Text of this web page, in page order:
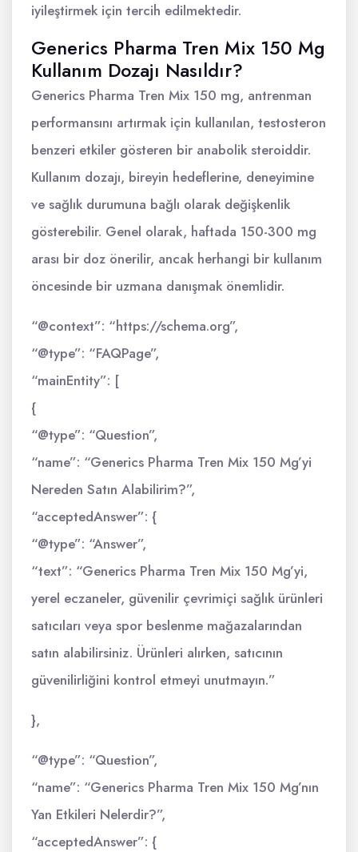
iyileştirmek için tercih edilmektedir.
Generics Pharma Tren Mix 150 Mg
Kullanım Dozajı Nasıldır?
Generics Pharma Tren Mix 150 mg, antrenman
performansını artırmak için kullanılan, testosteron
benzeri etkiler gösteren bir anabolik steroiddir.
Kullanım dozajı, bireyin hedeflerine, deneyimine
ve sağlık durumuna bağlı olarak değişkenlik
gösterebilir. Genel olarak, haftada 150-300 mg
arası bir doz önerilir, ancak herhangi bir kullanım
öncesinde bir uzmana danışmak önemlidir.
“@context”: “https://schema.org”,
“@type”: “FAQPage”,
“mainEntity”: [
{
“@type”: “Question”,
“name”: “Generics Pharma Tren Mix 150 Mg’yi
Nereden Satın Alabilirim?”,
“acceptedAnswer”: {
“@type”: “Answer”,
“text”: “Generics Pharma Tren Mix 150 Mg’yi,
yerel eczaneler, güvenilir çevrimiçi sağlık ürünleri
satıcıları veya spor beslenme mağazalarından
satın alabilirsiniz. Ürünleri alırken, satıcının
güvenilirliğini kontrol etmeyi unutmayın.”
},
“@type”: “Question”,
“name”: “Generics Pharma Tren Mix 150 Mg’nın
Yan Etkileri Nelerdir?”,
“acceptedAnswer”: {